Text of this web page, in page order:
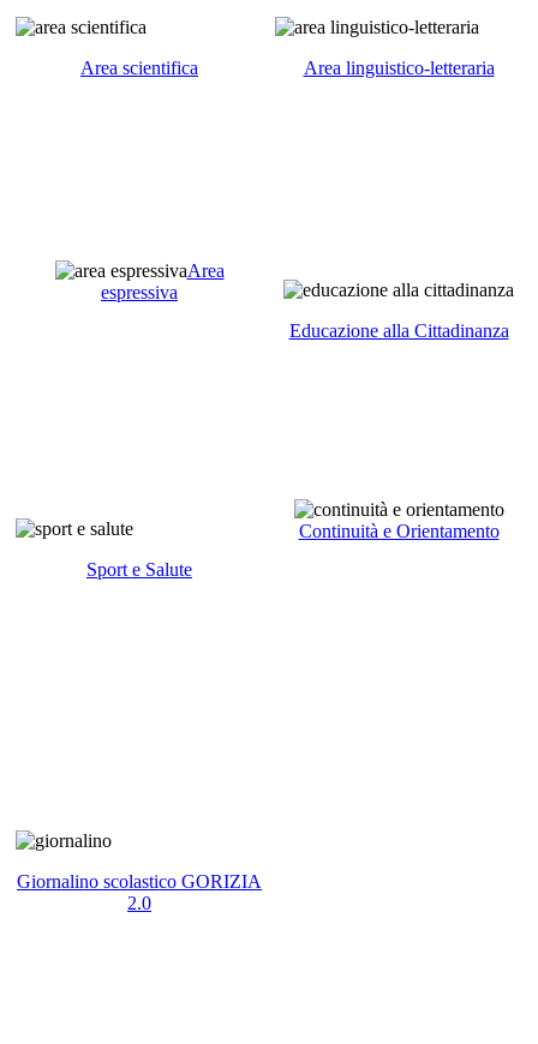
Area scientifica Area linguistico-letteraria
Area
espressiva
Educazione alla Cittadinanza
Sport e Salute
Continuità e Orientamento
Giornalino scolastico GORIZIA
2.0